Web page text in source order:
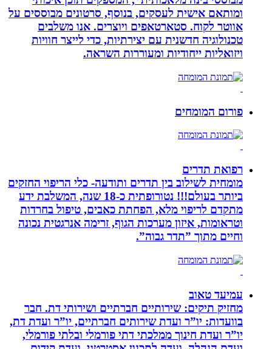
ומותאם אישית לעסקים, בנוסף, סרטונים מבוססים על
אווטר לקוח. סטארטאפים ויוצרים. אנו משלבים
טכנולוגיה חדשנית עם יצירתיות, כדי לייצר חוויות
ויזואליות ייחודיות ומעוררות השראה.
פורום המומחים
רפואת תדרים
מומחית לשילוב בין תדרים ותודעה- כלי הריפוי החזקים
ביותר בעולם!!! נטורופתית כ-18 שנה, המשלבת ידע
מתקדם לריפוי מלא, הפחתת כאבים, טיפול בחרדות
וטראומות, איזון מערכות הגוף, זרימה אנרגטית נכונה
וחיים מתוך ”תדר גבוה”.
עמיעד טאוב
מחזיק תיקים: שירותיים חברתיים ושירותי דת. חבר
בוועדות: יו”ר ועדת שירותים חברתיים, יו”ר ועדת דת,
יו”ר ועדת חינוך ממלכתי דתי פורמלי ובלתי פורמלי,